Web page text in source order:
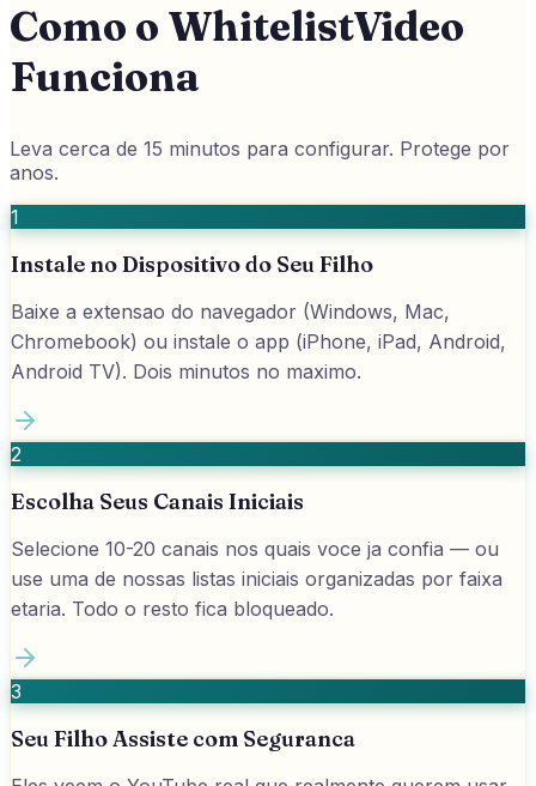
Como o WhitelistVideo
Funciona
Leva cerca de 15 minutos para configurar. Protege por
anos.
1
Instale no Dispositivo do Seu Filho
Baixe a extensao do navegador (Windows, Mac,
Chromebook) ou instale o app (iPhone, iPad, Android,
Android TV). Dois minutos no maximo.
2
Escolha Seus Canais Iniciais
Selecione 10-20 canais nos quais voce ja confia — ou
use uma de nossas listas iniciais organizadas por faixa
etaria. Todo o resto fica bloqueado.
3
Seu Filho Assiste com Seguranca